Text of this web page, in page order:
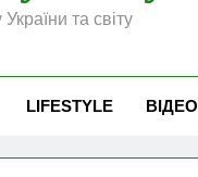
та світу
LIFESTYLE ВІДЕО